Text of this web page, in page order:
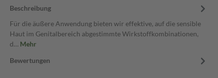
Beschreibung
Für die äußere Anwendung bieten wir effektive, auf die sensible
Haut im Genitalbereich abgestimmte Wirkstoffkombinationen,
d… Mehr
Bewertungen